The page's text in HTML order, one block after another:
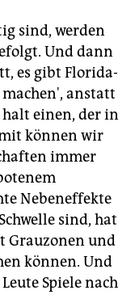
sind, werden
Und dann
es gibt Florida-
machen', anstatt
halt einen, der in
können wir
immer
Nebeneffekte
sind, hat
Grauzonen und
können. Und
Spiele nach